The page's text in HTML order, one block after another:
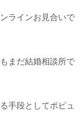
ラインお見合いで
まだ結婚相談所で
手段としてポピュ